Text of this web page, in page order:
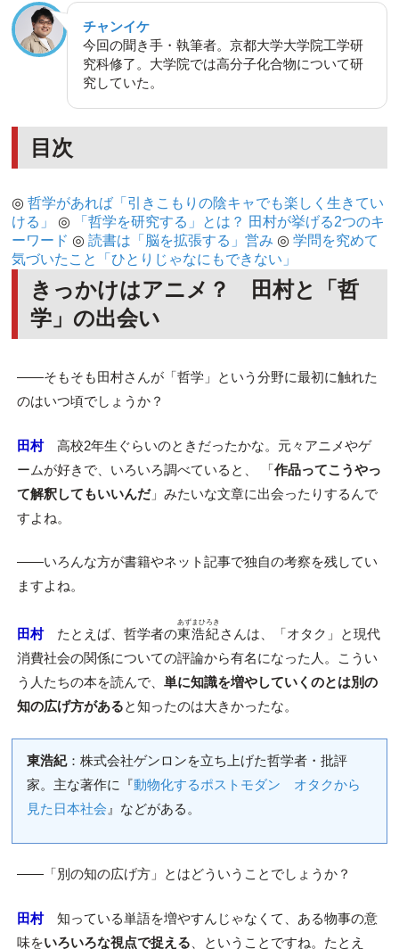
チャンイケ
今回の聞き手・執筆者。京都大学大学院工学研
究科修了。大学院では高分子化合物について研
究していた。
目次
◎ 哲学があれば「引きこもりの陰キャでも楽しく生きてい
ける」
◎
「哲学を研究する」とは？ 田村が挙げる2つのキ
ーワード ◎ 読書は「脳を拡張する」営み ◎ 学問を究めて
気づいたこと「ひとりじゃなにもできない」
きっかけはアニメ？ 田村と「哲
学」の出会い
――そもそも田村さんが「哲学」という分野に最初に触れた
のはいつ頃でしょうか？
田村高校2年生ぐらいのときだったかな。元々アニメやゲ
ームが好きで、いろいろ調べていると、 「作品ってこうやっ
て解釈してもいいんだ」みたいな文章に出会ったりするんで
すよね。
――いろんな方が書籍やネット記事で独自の考察を残してい
ますよね。
田村たとえば、哲学者の東浩紀
あずまひろき
さんは、「オタク」と現代
消費社会の関係についての評論から有名になった人。こうい
う人たちの本を読んで、 単に知識を増やしていくのとは別の
知の広げ方があると知ったのは大きかったな。
東浩紀：株式会社ゲンロンを立ち上げた哲学者・批評
家。主な著作に『動物化するポストモダン オタクから
見た日本社会 』などがある。
――「別の知の広げ方」とはどういうことでしょうか？
田村知っている単語を増やすんじゃなくて、ある物事の意
味をいろいろな視点で捉える 、ということですね。たとえ